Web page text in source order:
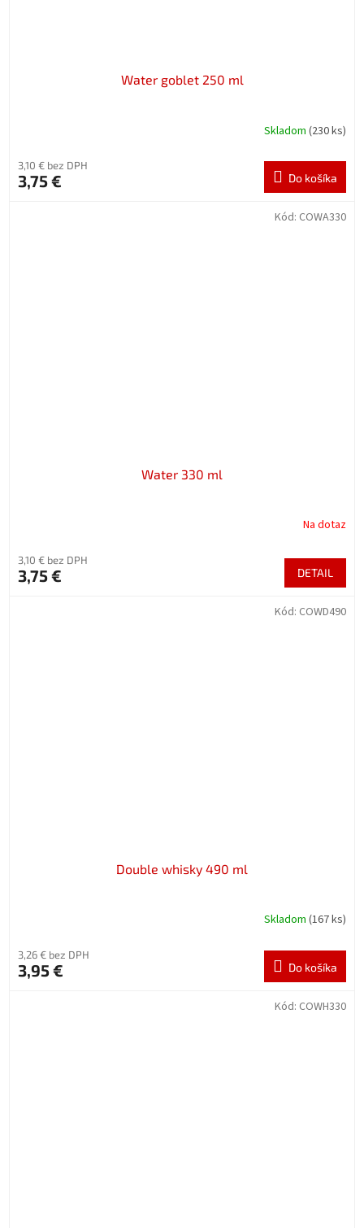
Water goblet 250 ml
Skladom (230 ks)
3,10 € bez DPH
3,75 € Do košíka
Water 330 ml
Na dotaz
3,10 € bez DPH
3,75 € DETAIL
Kód: COWA330
Double whisky 490 ml
Skladom (167 ks)
3,26 € bez DPH
3,95 € Do košíka
Kód: COWD490
Kód: COWH330